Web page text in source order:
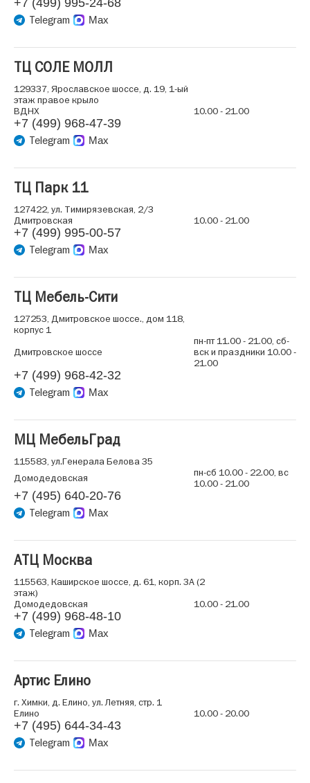
+7 (499) 995-24-68
Telegram Max
ТЦ СОЛЕ МОЛЛ
129337, Ярославское шоссе, д. 19, 1-ый
этаж правое крыло
ВДНХ
10.00 - 21.00
+7 (499) 968-47-39
Telegram Max
ТЦ Парк 11
127422, ул. Тимирязевская, 2/3
Дмитровская
10.00 - 21.00
+7 (499) 995-00-57
Telegram Max
ТЦ Мебель-Сити
127253, Дмитровское шоссе., дом 118,
корпус 1
Дмитровское шоссе
пн-пт 11.00 - 21.00, сб-
вск и праздники 10.00 -
21.00
+7 (499) 968-42-32
Telegram Max
МЦ МебельГрад
115583, ул.Генерала Белова 35
Домодедовская
пн-сб 10.00 - 22.00, вс
10.00 - 21.00
+7 (495) 640-20-76
Telegram Max
АТЦ Москва
115563, Каширское шоссе, д. 61, корп. 3А (2
этаж)
Домодедовская
10.00 - 21.00
+7 (499) 968-48-10
Telegram Max
Артис Елино
г. Химки, д. Елино, ул. Летняя, стр. 1
Елино
10.00 - 20.00
+7 (495) 644-34-43
Telegram Max